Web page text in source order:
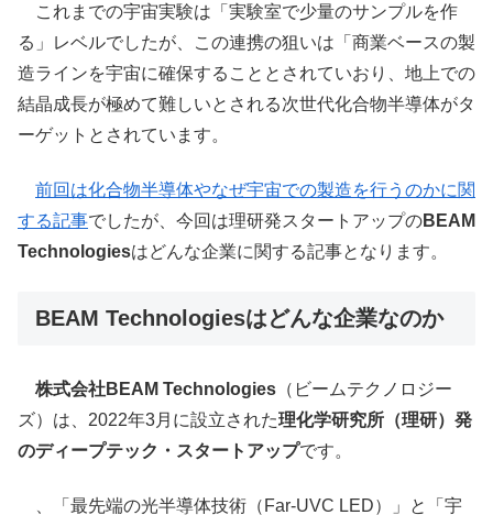
これまでの宇宙実験は「実験室で少量のサンプルを作
る」レベルでしたが、この連携の狙いは「商業ベースの製
造ラインを宇宙に確保することとされていおり、地上での
結晶成長が極めて難しいとされる次世代化合物半導体がタ
ーゲットとされています。
前回は化合物半導体やなぜ宇宙での製造を行うのかに関
する記事でしたが、今回は理研発スタートアップのBEAM
Technologiesはどんな企業に関する記事となります。
BEAM Technologiesはどんな企業なのか
株式会社BEAM Technologies （ビームテクノロジー
ズ）は、2022年3月に設立された理化学研究所（理研）発
のディープテック・スタートアップです。
、「最先端の光半導体技術（Far-UVC LED）」と「宇